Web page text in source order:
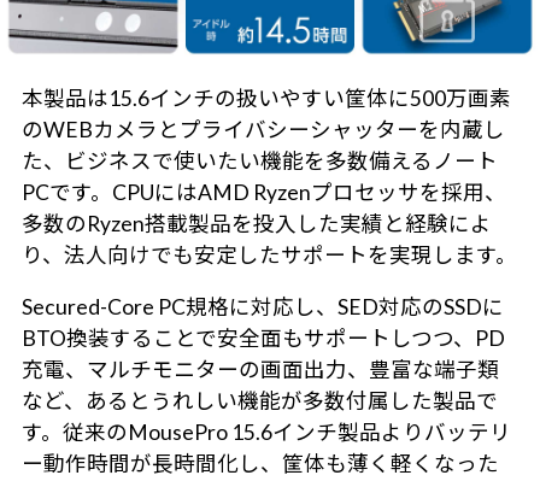
本製品は15.6インチの扱いやすい筐体に500万画素
のWEBカメラとプライバシーシャッターを内蔵し
た、ビジネスで使いたい機能を多数備えるノート
PCです。CPUにはAMD Ryzenプロセッサを採用、
多数のRyzen搭載製品を投入した実績と経験によ
り、法人向けでも安定したサポートを実現します。
Secured-Core PC規格に対応し、SED対応のSSDに
BTO換装することで安全面もサポートしつつ、PD
充電、マルチモニターの画面出力、豊富な端子類
など、あるとうれしい機能が多数付属した製品で
す。従来のMousePro 15.6インチ製品よりバッテリ
ー動作時間が長時間化し、筐体も薄く軽くなった